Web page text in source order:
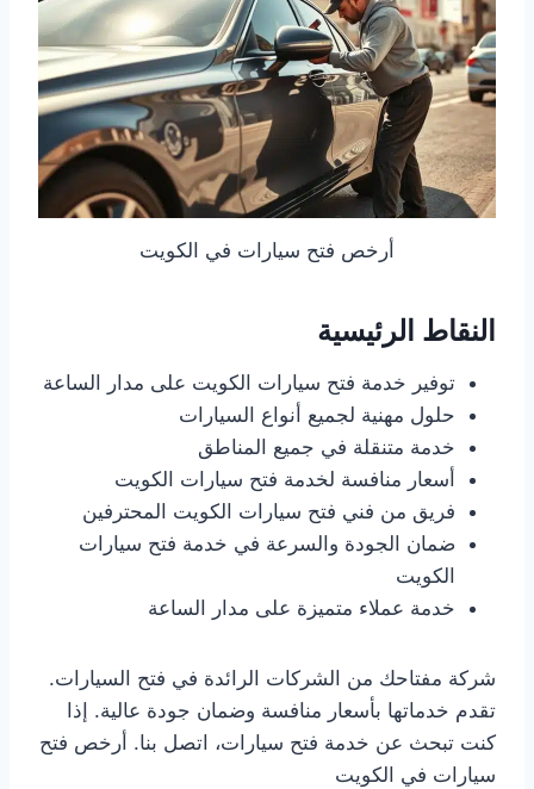
أرخص فتح سيارات في الكويت
النقاط الرئيسية
توفير خدمة فتح سيارات الكويت على مدار الساعة
حلول مهنية لجميع أنواع السيارات
خدمة متنقلة في جميع المناطق
أسعار منافسة لخدمة فتح سيارات الكويت
فريق من فني فتح سيارات الكويت المحترفين
ضمان الجودة والسرعة في خدمة فتح سيارات
الكويت
خدمة عملاء متميزة على مدار الساعة
شركة مفتاحك من الشركات الرائدة في فتح السيارات.
تقدم خدماتها بأسعار منافسة وضمان جودة عالية. إذا
كنت تبحث عن خدمة فتح سيارات، اتصل بنا. أرخص فتح
سيارات في الكويت